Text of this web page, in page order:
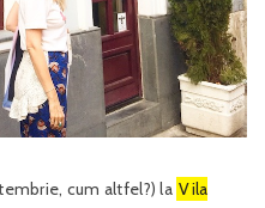
cum altfel?) la Vila